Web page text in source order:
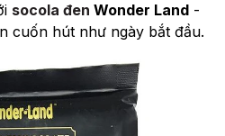
socola đen Wonder Land -
cuốn hút như ngày bắt đầu.